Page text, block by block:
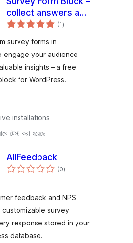
collect answers and
insights from your
(1total
ratings
)
survey forms in
engage your audience
insights – a free
for WordPress.
installations
টেস্ট করা হয়েছে
AllFeedback
(0total
ratings
)
feedback and NPS
customizable survey
response stored in your
database.